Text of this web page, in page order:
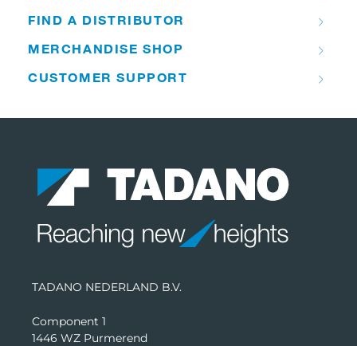
FIND A DISTRIBUTOR
MERCHANDISE SHOP
CUSTOMER SUPPORT
TADANO NEDERLAND B.V.
Component 1
1446 WZ Purmerend